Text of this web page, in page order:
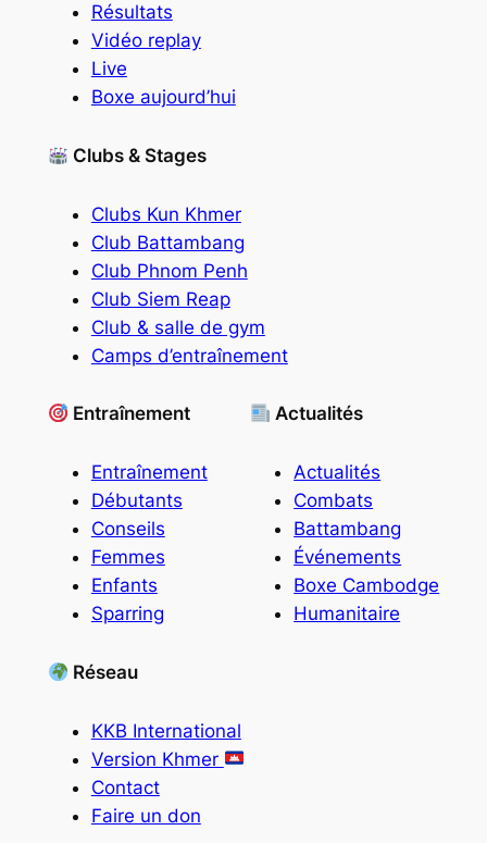
Résultats
Vidéo replay
Live
Boxe aujourd’hui
Clubs & Stages
Clubs Kun Khmer
Club Battambang
Club Phnom Penh
Club Siem Reap
Club & salle de gym
Camps d’entraînement
Entraînement
Entraînement
Débutants
Conseils
Femmes
Enfants
Sparring
Actualités
Actualités
Combats
Battambang
Événements
Boxe Cambodge
Humanitaire
Réseau
KKB International
Version Khmer
Contact
Faire un don